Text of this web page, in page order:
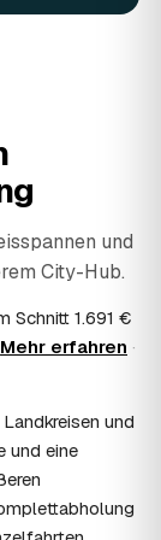
von der
unter
erhalten eine
die
anwesend
wenn
jederzeit
und
City-Hub.
Schnitt 1.691 €
Mehr erfahren ·
und
und eine